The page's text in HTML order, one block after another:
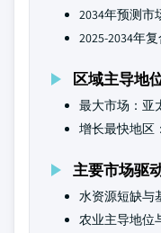
2034年预测市
2025-2034年
区域主导地
最大市场：亚
增长最快地区
主要市场驱
水资源短缺与
农业主导地位